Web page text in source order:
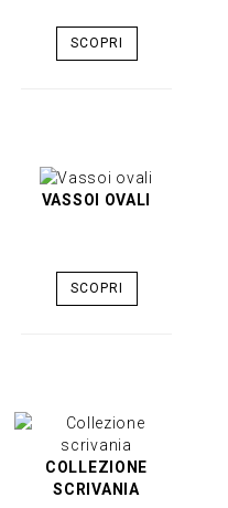
SCOPRI
VASSOI OVALI
SCOPRI
COLLEZIONE
SCRIVANIA